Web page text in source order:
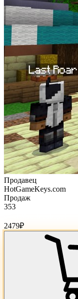
Продавец
HotGameKeys.com
Продаж
353
2479₽